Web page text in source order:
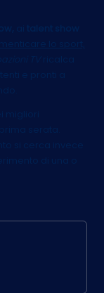
talent show
lo sport,
e pronti a
migliori
serata.
si cerca invece
di una o